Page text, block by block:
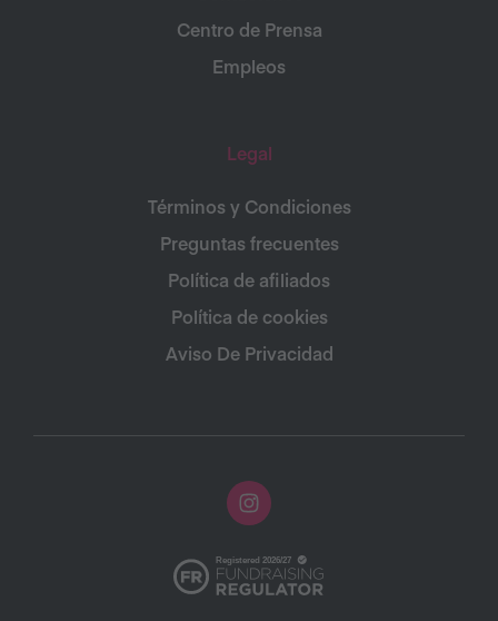
Centro de Prensa
Empleos
Legal
Términos y Condiciones
Preguntas frecuentes
Política de afiliados
Política de cookies
Aviso De Privacidad